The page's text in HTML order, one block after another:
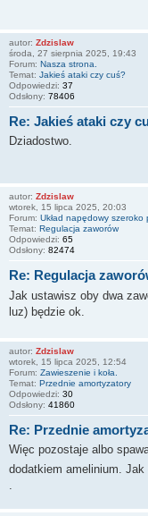
autor: Zdzislaw
środa, 27 sierpnia 2025, 19:43
Forum: Nasza strona.
Temat: Jakieś ataki czy cuś?
Odpowiedzi: 37
Odsłony: 78406
Re: Jakieś ataki czy
Dziadostwo.
autor: Zdzislaw
wtorek, 15 lipca 2025, 20:03
Forum: Układ napędowy szeroko
Temat: Regulacja zaworów
Odpowiedzi: 65
Odsłony: 82474
Re: Regulacja
Jak ustawisz oby dwa
luz) będzie ok.
autor: Zdzislaw
wtorek, 15 lipca 2025, 12:54
Forum: Zawieszenie i koła.
Temat: Przednie amortyzatory
Odpowiedzi: 30
Odsłony: 41860
Re: Przednie
Więc pozostaje albo
dodatkiem amelinium.
.